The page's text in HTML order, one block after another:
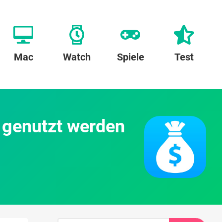
Mac Watch Spiele Test
werden